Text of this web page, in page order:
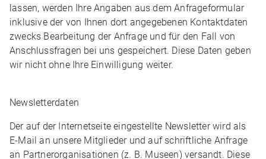
lassen, werden Ihre Angaben aus dem Anfrageformular
inklusive der von Ihnen dort angegebenen Kontaktdaten
zwecks Bearbeitung der Anfrage und für den Fall von
Anschlussfragen bei uns gespeichert. Diese Daten geben
wir nicht ohne Ihre Einwilligung weiter.
Newsletterdaten
Der auf der Internetseite eingestellte Newsletter wird als
E-Mail an unsere Mitglieder und auf schriftliche Anfrage
an Partnerorganisationen (z. B. Museen) versandt. Diese